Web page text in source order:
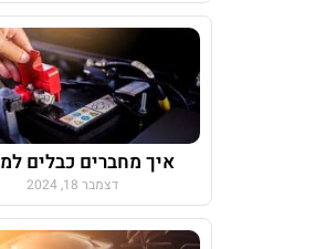
איך מחברים כבלים
דצמבר 18, 2024